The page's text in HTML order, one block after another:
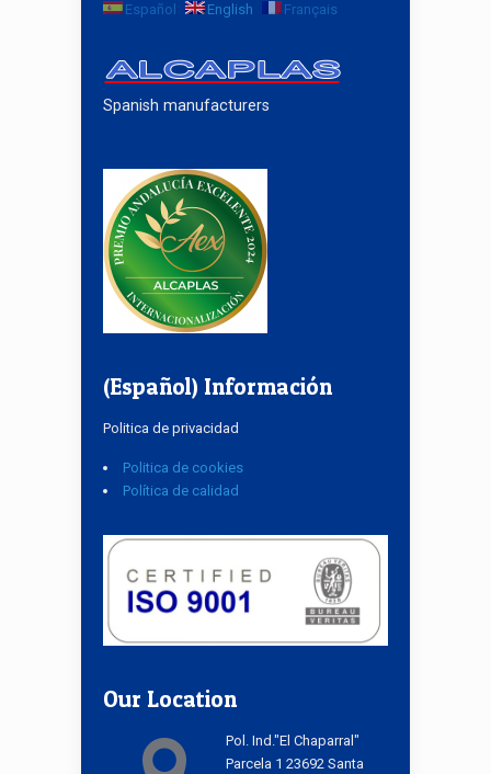
Español English Français
Spanish manufacturers
(Español) Información
Politica de privacidad
Politica de cookies
Política de calidad
Our Location
Pol. Ind."El Chaparral"
Parcela 1 23692 Santa